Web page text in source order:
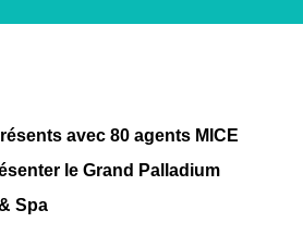
avec 80 agents MICE
le Grand Palladium
Spa